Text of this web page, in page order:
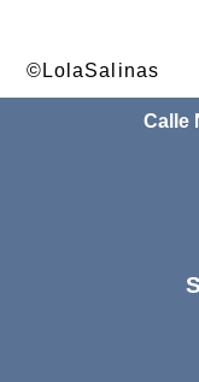
©LolaSalinas
Calle